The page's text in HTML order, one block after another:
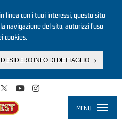
linea con i tuoi interessi, questo sito
navigazione del sito, autorizzi l’uso
cookies.
DESIDERO INFO DI DETTAGLIO
MENU